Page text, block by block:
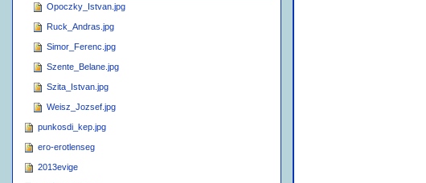
Opoczky_Istvan.jpg
Ruck_Andras.jpg
Simor_Ferenc.jpg
Szente_Belane.jpg
Szita_Istvan.jpg
Weisz_Jozsef.jpg
punkosdi_kep.jpg
ero-erotlenseg
2013evige